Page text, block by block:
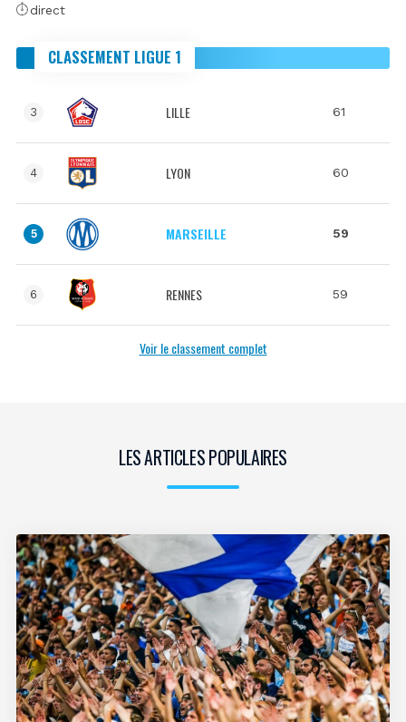
direct
CLASSEMENT LIGUE 1
3 LILLE 61
4 LYON 60
5 MARSEILLE 59
6 RENNES 59
Voir le classement complet
LES ARTICLES POPULAIRES